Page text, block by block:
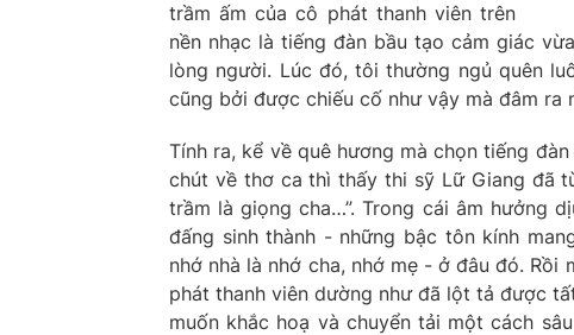
trầm ấm của cô phát thanh viên trên
nền nhạc là tiếng đàn bầu tạo cảm giác
lòng người. Lúc đó, tôi thường ngủ quên
cũng bởi được chiếu cố như vậy mà đâm ra
Tính ra, kể về quê hương mà chọn tiếng
chút về thơ ca thì thấy thi sỹ Lữ Giang đã
trầm là giọng cha…”. Trong cái âm hưởng
đấng sinh thành - những bậc tôn kính
nhớ nhà là nhớ cha, nhớ mẹ - ở đâu đó.
phát thanh viên dường như đã lột tả được
muốn khắc hoạ và chuyển tải một cách